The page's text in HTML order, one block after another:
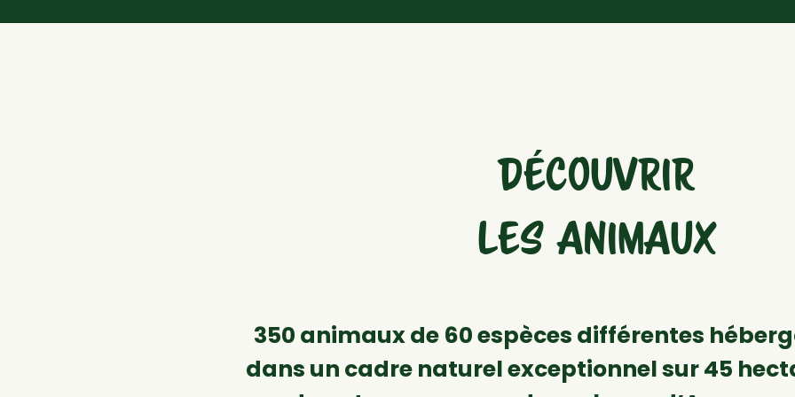
DÉCOUVRIR
LES ANIMAUX
350 animaux de 60 espèces différentes
dans un cadre naturel exceptionnel sur 45